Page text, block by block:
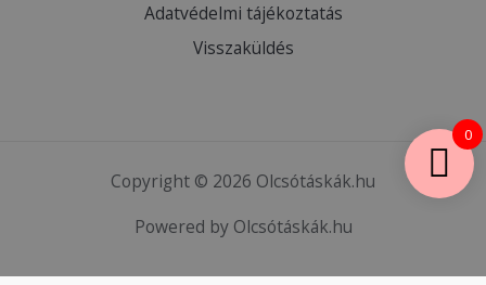
Adatvédelmi tájékoztatás
Visszaküldés
Copyright © 2026 Olcsótáskák.hu
Powered by Olcsótáskák.hu
0